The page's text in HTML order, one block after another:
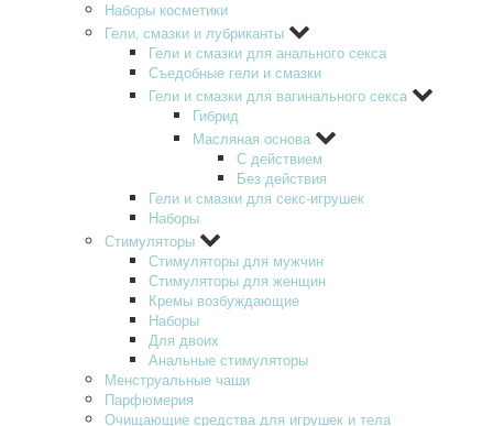
Наборы косметики
Гели‚ смазки и лубриканты
Гели и смазки для анального секса
Съедобные гели и смазки
Гели и смазки для вагинального секса
Гибрид
Масляная основа
С действием
Без действия
Гели и смазки для секс-игрушек
Наборы
Стимуляторы
Стимуляторы для мужчин
Стимуляторы для женщин
Кремы возбуждающие
Наборы
Для двоих
Анальные стимуляторы
Менструальные чаши
Парфюмерия
Очищающие средства для игрушек и тела